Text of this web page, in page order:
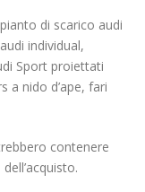
di scarico audi
individual,
Sport proiettati
a nido d’ape, fari
contenere